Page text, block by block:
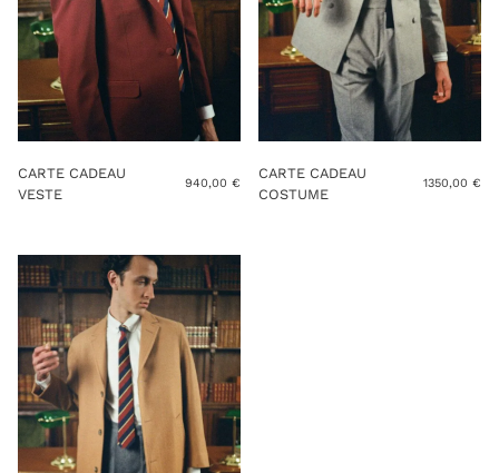
CARTE CADEAU
VESTE
940,00 €
CARTE CADEAU
COSTUME
1350,00€